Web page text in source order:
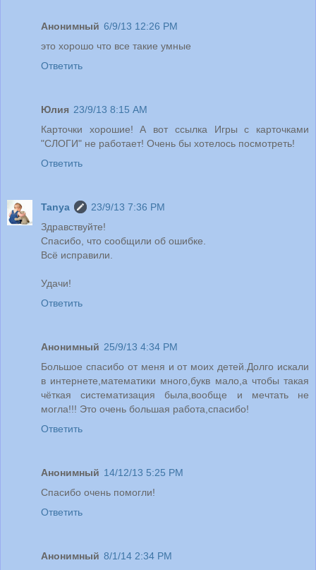
Анонимный 6/9/13 12:26 PM
это хорошо что все такие умные
Ответить
Юлия 23/9/13 8:15 AM
Карточки хорошие! А вот ссылка Игры с карточками
"СЛОГИ" не работает! Очень бы хотелось посмотреть!
Ответить
Tanya
23/9/13 7:36 PM
Здравствуйте!
Спасибо, что сообщили об ошибке.
Всё исправили.
Удачи!
Ответить
Анонимный 25/9/13 4:34 PM
Большое спасибо от меня и от моих детей.Долго искали
в интернете,математики много,букв мало,а чтобы такая
чёткая систематизация была,вообще и мечтать не
могла!!! Это очень большая работа,спасибо!
Ответить
Анонимный 14/12/13 5:25 PM
Спасибо очень помогли!
Ответить
Анонимный 8/1/14 2:34 PM